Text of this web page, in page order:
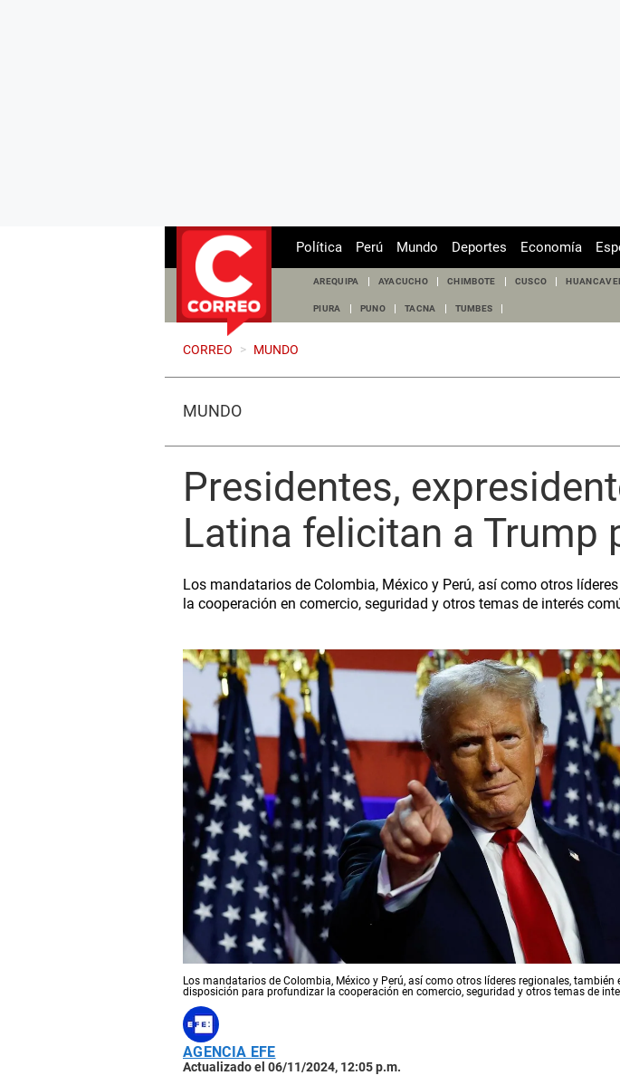
Política Perú Mundo Deportes Economía
AREQUIPA AYACUCHO CHIMBOTE CUSCO
PIURA PUNO TACNA TUMBES
CORREO > MUNDO
MUNDO
Presidentes,
Latina felicitan a Trump
Los mandatarios de Colombia, México y Perú, así como otros
la cooperación en comercio, seguridad y otros temas de interés
Los mandatarios de Colombia, México y Perú, así como otros líderes regionales, también
disposición para profundizar la cooperación en comercio, seguridad y otros temas de
AGENCIA EFE
Actualizado el 06/11/2024, 12:05 p.m.